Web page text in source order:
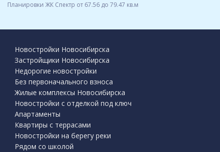
Планировки ЖК Спектр от 67.56 до 79.47 кв.м
Новостройки Новосибирска
Застройщики Новосибирска
Недорогие новостройки
Без первоначального взноса
Жилые комплексы Новосибирска
Новостройки с отделкой под ключ
Апартаменты
Квартиры с террасами
Новостройки на берегу реки
Рядом со школой